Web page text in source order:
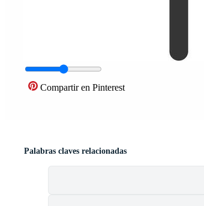
Compartir en Pinterest
Palabras claves relacionadas